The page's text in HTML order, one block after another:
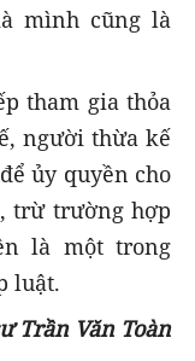
mình cũng là
tham gia thỏa
người thừa kế
ủy quyền cho
trừ trường hợp
là một trong
luật.
Trần Văn Toàn